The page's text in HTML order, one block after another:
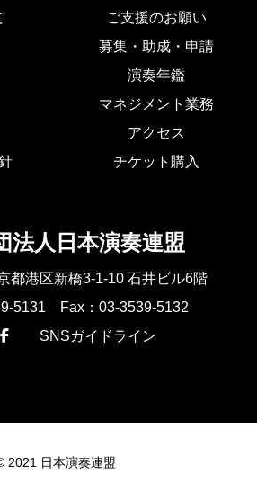
ご支援のお願い
募集・助成・申請
演奏年鑑
マネジメント業務
アクセス
チケット購入
法人日本演奏連盟
都港区新橋3-1-10 石井ビル6階
5131 Fax：03-3539-5132
SNSガイドライン
2021 日本演奏連盟